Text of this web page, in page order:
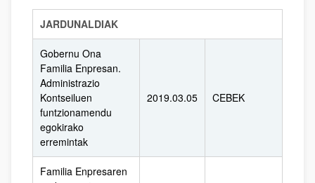
JARDUNALDIAK
Gobernu Ona
Familia Enpresan.
Administrazio
Kontseiluen
funtzionamendu
egokirako
erremintak
2019.03.05 CEBEK
Familia Enpresaren